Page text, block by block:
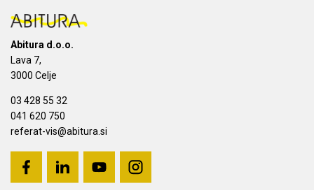
Abitura d.o.o.
Lava 7,
3000 Celje
03 428 55 32
041 620 750
referat-vis@abitura.si